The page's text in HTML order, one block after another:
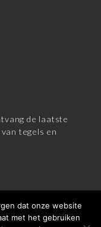
de laatste
tegels en
dat onze website
met het gebruiken